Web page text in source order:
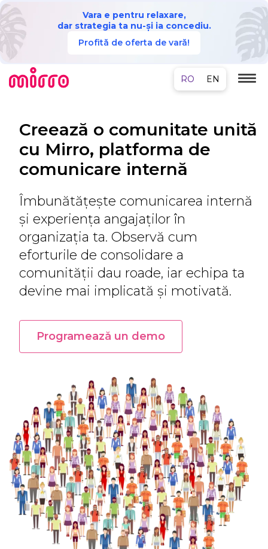
Vara e pentru relaxare,
dar strategia ta nu-și ia concediu.
Profită de oferta de vară!
Creează o comunitate unită
cu Mirro, platforma de
comunicare internă
Îmbunătățește comunicarea internă
și experiența angajaților în
organizația ta. Observă cum
eforturile de consolidare a
comunității dau roade, iar echipa ta
devine mai implicată și motivată.
Programează un demo